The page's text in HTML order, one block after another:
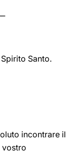
Santo.
incontrare il
vostro